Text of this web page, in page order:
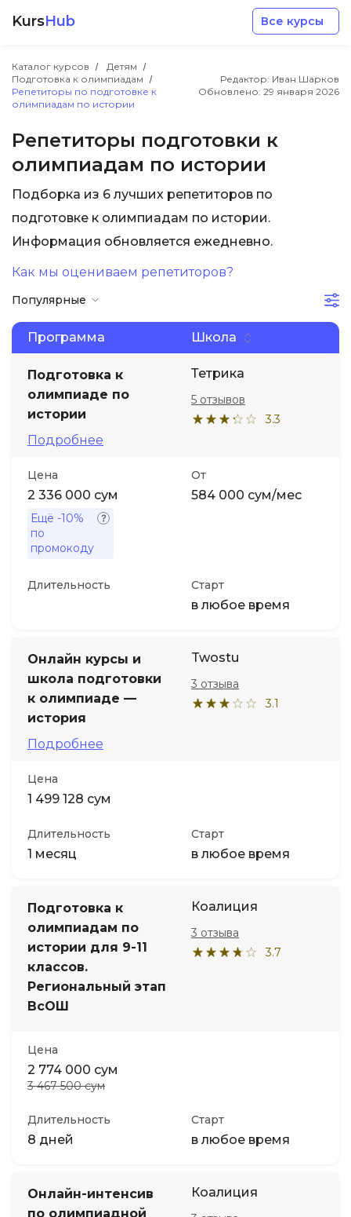
KursHub Все курсы
Каталог курсов
Детям
Подготовка к олимпиадам
Репетиторы по подготовке к
олимпиадам по истории
Редактор: Иван Шарков
Обновлено: 29 января 2026
Репетиторы подготовки к
олимпиадам по истории
Подборка из 6 лучших репетиторов по
подготовке к олимпиадам по истории.
Информация обновляется ежедневно.
Как мы оцениваем репетиторов?
Популярные
Программа Школа
Подготовка к
олимпиаде по
истории
Подробнее
Тетрика
3.3
5 отзывов
Цена
2 336 000 сум
Ещё -10%
по
промокоду
От
584 000 сум/мес
Длительность Старт
в любое время
Онлайн курсы и
школа подготовки
к олимпиаде —
история
Подробнее
Twostu
3.1
3 отзыва
Цена
1 499 128 сум
Длительность
1 месяц
Старт
в любое время
Подготовка к
олимпиадам по
истории для 9-11
классов.
Региональный этап
ВсОШ
Коалиция
3.7
3 отзыва
Цена
2 774 000 сум
3 467 500 сум
Длительность
8 дней
Старт
в любое время
Онлайн-интенсив
по олимпиадной
Коалиция
Разработка
Маркетинг
Аналитика
Менеджмент
Иностранные языки
Soft Skills
ДПО
Детям